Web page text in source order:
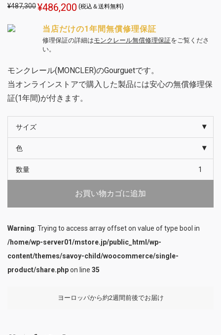
¥487,300元
の
格
は
¥487,300
で
し
¥486,200 現
在
価
格
は
(税込＆送料無料)
当店だけの1年間無償修理保証
修理保証の詳細はモンクレール無償修理保証をご覧くださ
い。
モンクレール(MONCLER)のGourguetです。
当オンラインストアで購入した製品には安心の無償修理保
証(1年間)が付きます。
サイズ
色
数量
お買い物カゴに追加
Warning: Trying to access array offset on value of type bool in
/home/wp-server01/mstore.jp/public_html/wp-
content/themes/savoy-child/woocommerce/single-
product/share.phpon line 35
ヨーロッパから約2週間前後でお届け